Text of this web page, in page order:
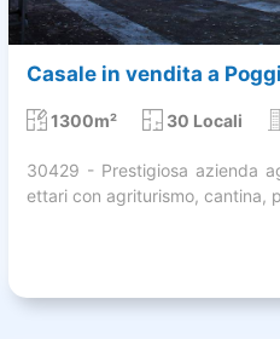
Casale in vendita a
1300m² 30 Locali
30429 - Prestigiosa azienda
ettari con agriturismo, cantina,